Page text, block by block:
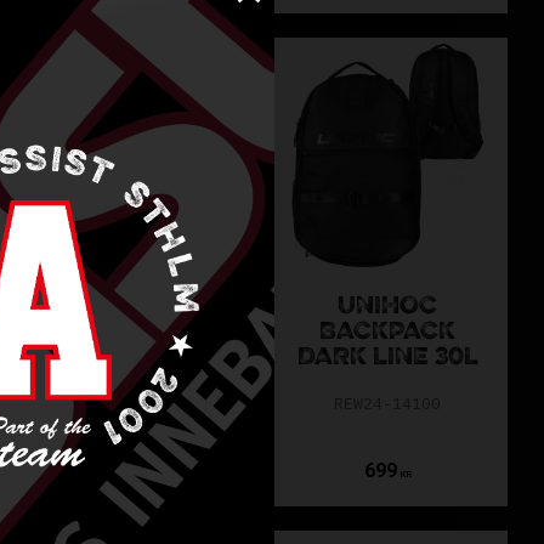
STANNO CAMPO
BACKPACK
ROYAL
484842-5000
349
UNIHOC
BACKPACK
DARK LINE 30L
699KR